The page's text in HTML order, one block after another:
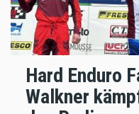
Hard Enduro
Walkner